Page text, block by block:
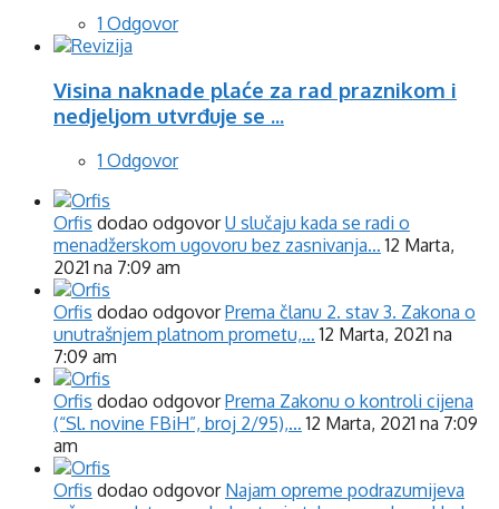
1 Odgovor
Visina naknade plaće za rad praznikom i
nedjeljom utvrđuje se ...
1 Odgovor
Orfis dodao odgovorU slučaju kada se radi o
menadžerskom ugovoru bez zasnivanja… 12 Marta,
2021 na 7:09 am
Orfis dodao odgovorPrema članu 2. stav 3. Zakona o
unutrašnjem platnom prometu,… 12 Marta, 2021 na
7:09 am
Orfis dodao odgovorPrema Zakonu o kontroli cijena
(“Sl. novine FBiH”, broj 2/95),… 12 Marta, 2021 na 7:09
am
Orfis dodao odgovor Najam opreme podrazumijeva